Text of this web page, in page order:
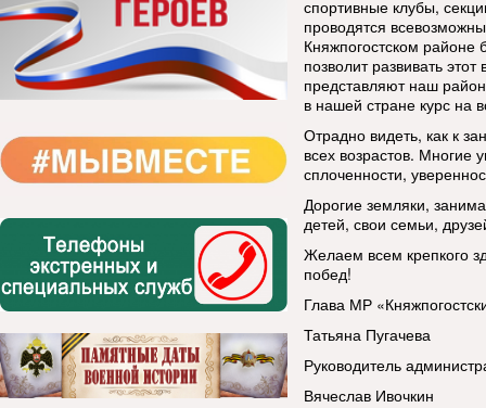
спортивные клубы,
проводятся
Княжпогостском
позволит развивать
представляют наш
в нашей стране курс на
Отрадно видеть, как к
всех возрастов. Многие
сплоченности,
Дорогие земляки,
детей, свои семьи,
Желаем всем крепкого
побед!
Глава МР
Татьяна Пугачева
Руководитель
Вячеслав Ивочкин